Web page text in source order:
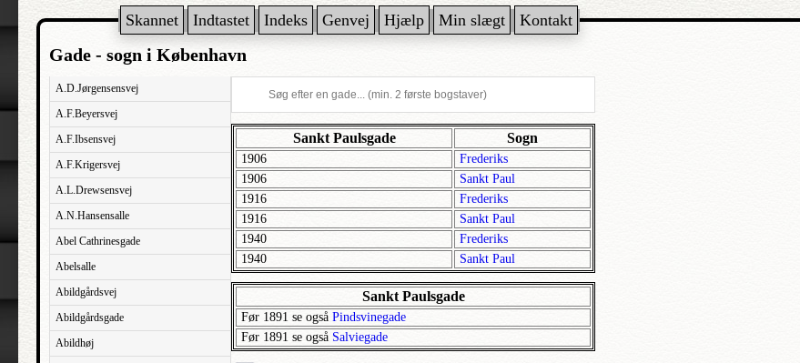
Skannet Indtastet Indeks Genvej Hjælp Min slægt Kontakt
Gade - sogn i København
A.D.Jørgensensvej
A.F.Beyersvej
A.F.Ibsensvej
A.F.Krigersvej
A.L.Drewsensvej
A.N.Hansensalle
Abel Cathrinesgade
Abelsalle
Abildgårdsvej
Abildgårdsgade
Abildhøj
Sankt Paulsgade Sogn
1906
Frederiks
1906
Sankt Paul
1916
Frederiks
1916
Sankt Paul
1940
Frederiks
1940
Sankt Paul
Sankt Paulsgade
Før 1891 se også Pindsvinegade
Før 1891 se også Salviegade